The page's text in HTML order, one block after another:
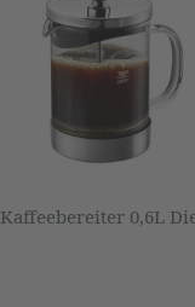
Kaffeebereiter 0,6L